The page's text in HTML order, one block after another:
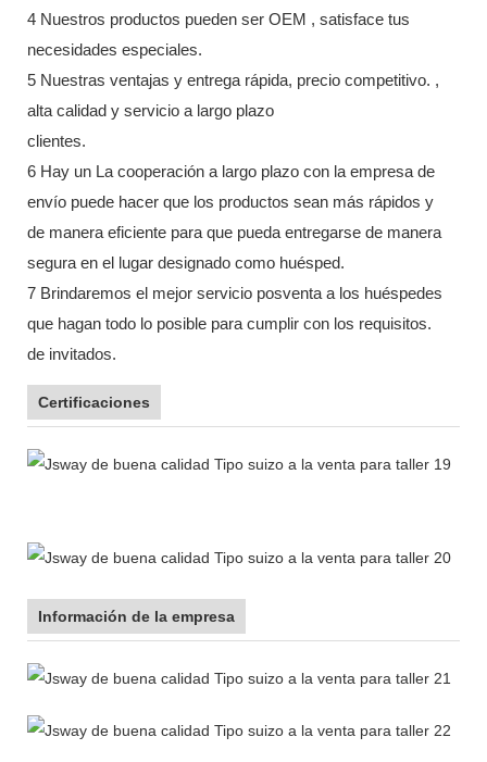
4 Nuestros productos pueden ser OEM , satisface tus
necesidades especiales.
5 Nuestras ventajas y entrega rápida, precio competitivo. ,
alta calidad y servicio a largo plazo
clientes.
6 Hay un La cooperación a largo plazo con la empresa de
envío puede hacer que los productos sean más rápidos y
de manera eficiente para que pueda entregarse de manera
segura en el lugar designado como huésped.
7 Brindaremos el mejor servicio posventa a los huéspedes
que hagan todo lo posible para cumplir con los requisitos.
de invitados.
Certificaciones
Información de la empresa